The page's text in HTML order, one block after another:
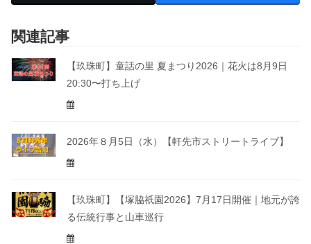
関連記事
【玖珠町】童話の里 夏まつり2026｜花火は8月9日
20:30〜打ち上げ
2026年８月5日（水）【軒先市ストリートライブ】
【玖珠町】【塚脇祇園2026】7月17日開催｜地元が誇
る伝統行事と山車巡行